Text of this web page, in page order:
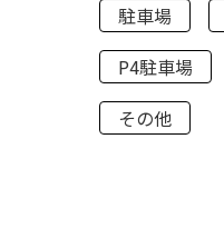
駐車場
P4駐車場
その他